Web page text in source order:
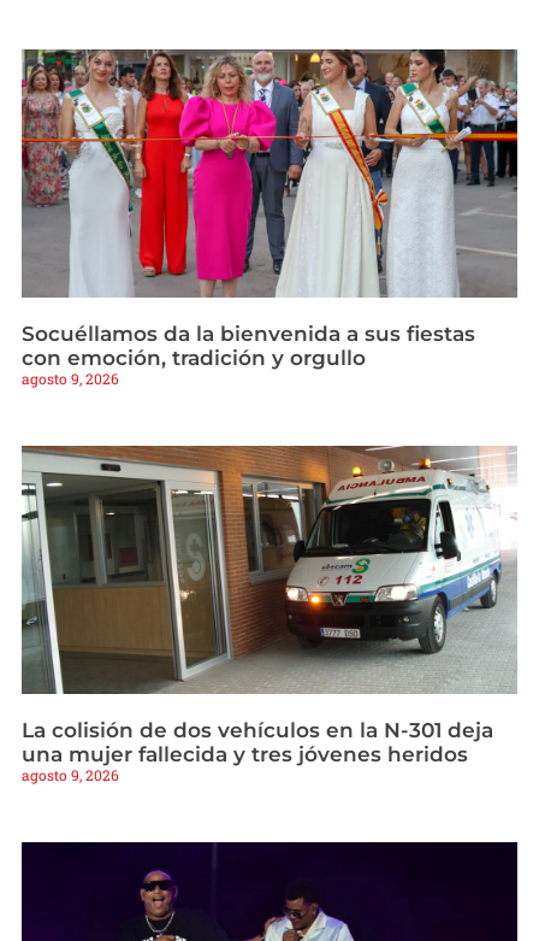
Socuéllamos da la bienvenida a sus fiestas
con emoción, tradición y orgullo
agosto 9, 2026
La colisión de dos vehículos en la N-301 deja
una mujer fallecida y tres jóvenes heridos
agosto 9, 2026